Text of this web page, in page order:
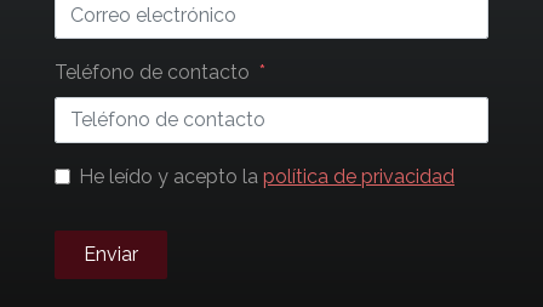
Teléfono de contacto
He leído y acepto la política de privacidad
Enviar